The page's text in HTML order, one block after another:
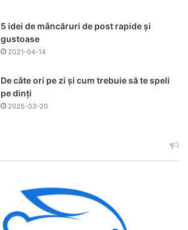
5 idei de mâncăruri de post rapide și
gustoase
2021-04-14
De câte ori pe zi și cum trebuie să te speli
pe dinți
2025-03-20